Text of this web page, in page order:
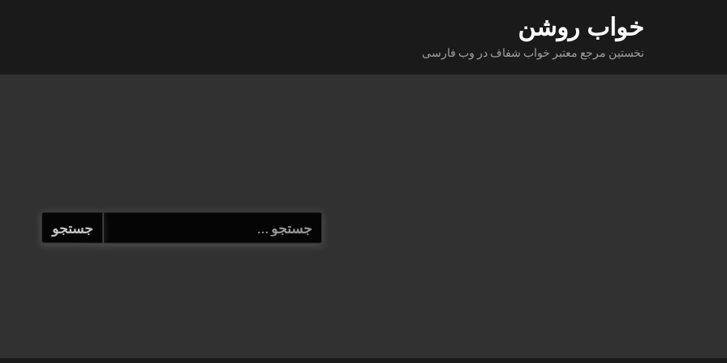
خواب روشن
نخستین مرجع معتبر خواب شفاف در وب فارسی
جستجو
برای: